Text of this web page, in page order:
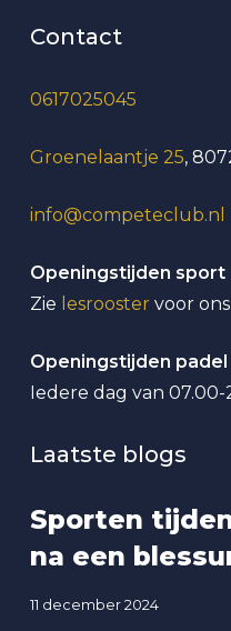
Contact
0617025045
Groenelaantje 25,
info@competeclub.nl
Openingstijden sport
Zie lesrooster voor
Openingstijden padel
Iedere dag van
Laatste blogs
Sporten
na een
11 december 2024